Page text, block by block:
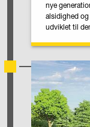
nye
alsidighed
udviklet til